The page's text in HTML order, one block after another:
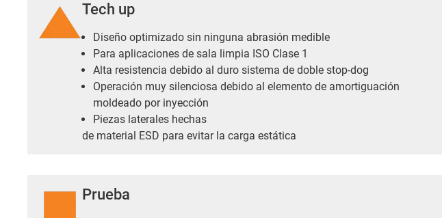
Tech up
Diseño optimizado sin ninguna abrasión medible
Para aplicaciones de sala limpia ISO Clase 1
Alta resistencia debido al duro sistema de doble stop-dog
Operación muy silenciosa debido al elemento de amortiguación
moldeado por inyección
Piezas laterales hechas
de material ESD para evitar la carga estática
Prueba